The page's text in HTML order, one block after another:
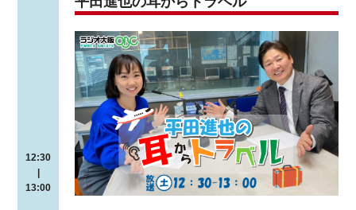
12:30
13:00